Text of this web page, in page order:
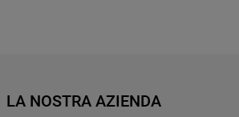
LA NOSTRA AZIENDA